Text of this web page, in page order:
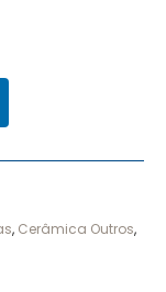
, Cerâmica Outros,